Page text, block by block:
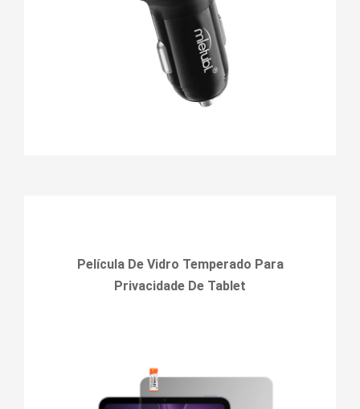
Película De Vidro Temperado Para
Privacidade De Tablet